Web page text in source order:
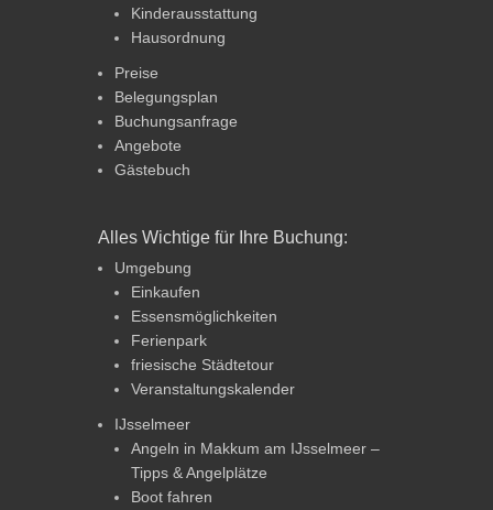
Kinderausstattung
Hausordnung
Preise
Belegungsplan
Buchungsanfrage
Angebote
Gästebuch
Alles Wichtige für Ihre Buchung:
Umgebung
Einkaufen
Essensmöglichkeiten
Ferienpark
friesische Städtetour
Veranstaltungskalender
IJsselmeer
Angeln in Makkum am IJsselmeer –
Tipps & Angelplätze
Boot fahren